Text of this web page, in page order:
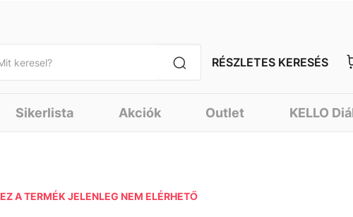
RÉSZLETES KERESÉS
Sikerlista Akciók Outlet KELLO
EZ A TERMÉK JELENLEG NEM ELÉRHETŐ